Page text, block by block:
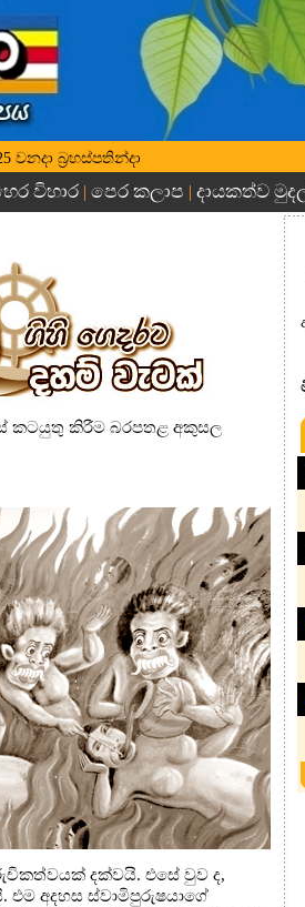
වනදා බ්‍රහස්පතින්දා
විහාර | පෙර කලාප | දායකත්ව
කටයුතු කිරීම බරපතළ අකුසල
දක්වයි. එසේ වුව ද,
එම අදහස ස්වාමිපුරුෂයාගේ